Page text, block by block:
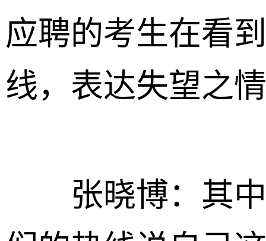
应聘的考生在看
线，表达失望之
张晓博：其中